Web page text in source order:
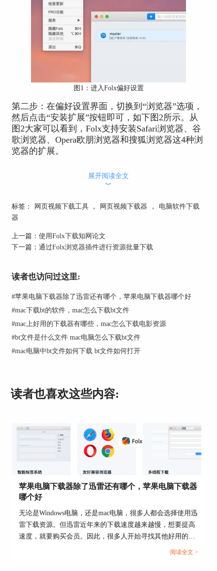
图1：进入Folx偏好设置
第二步：在偏好设置界面，切换到“浏览器”选项，
然后点击“安装扩展”按钮即可，如下图2所示。从
图2大家可以看到，Folx支持安装Safari浏览器、谷
歌浏览器、Opera欧朋浏览器和搜狐浏览器这4种浏
览器的扩展。
第三步：点击安装扩展后，会打开图3的浏览器界
浏览器扩展。
图3：安装Safari浏览器扩展
二、设置Safari浏览器
安装好Safari扩展插件后，并不意味着就可以直接
下，在浏览器中右键点击图片链接，出现的菜单如
下图4所示，其中并没有关于Folx的选项可以使
用，这意味着Folx扩展虽然安装成功但并未生效。
展开阅读全文
︾
标签： 网页视频下载工具 ， 网页视频下载器 ，
电脑软件下载
器
上一篇： 使用Folx下载知网论文
下一篇： 通过Folx浏览器插件进行资源批量下载
读者也访问过这里:
#苹果电脑下载器除了迅雷还有哪个，苹果电脑下载器哪个好
#mac下载bt的软件，mac怎么下载bt文件
#mac上好用的下载器有哪些，mac怎么下载电影资源
#bt文件是什么文件 mac电脑怎么下载bt文件
#mac电脑中bt文件如何下载 bt文件如何打开
读者也喜欢这些内容:
苹果电脑下载器除了迅雷还有哪个，苹果电脑下载器
哪个好
无论是Windows电脑，还是mac电脑，很多人都会选择使用迅
雷下载资源。但迅雷近年来的下载速度越来越慢，想要提高
速度，就要购买会员。因此，很多人开始寻找其他好用的、
下载速度快的软件。本文会给大家介绍苹果电脑下载器除了
阅读全文 >